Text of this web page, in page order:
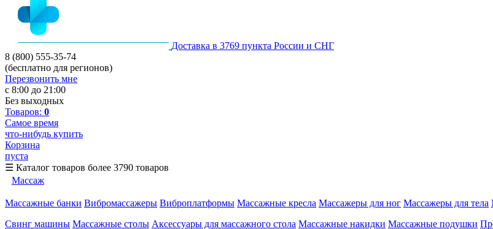
Доставка в 3769 пункта России и СНГ
8 (800) 555-35-74
(бесплатно для регионов)
Перезвонить мне
с 8:00 до 21:00
Без выходных
Товаров: 0
Самое время
что-нибудь купить
Корзина
пуста
☰ Каталог товаров более 3790 товаров
Массаж
Массажные банки Вибромассажеры Виброплатформы Массажные кресла Массажеры для ног Массажеры для тела
Свинг машины Массажные столы Аксессуары для массажного стола Массажные накидки Массажные подушки